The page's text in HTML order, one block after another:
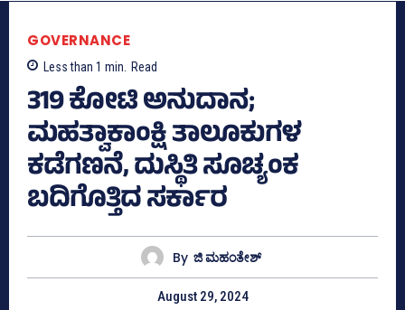
GOVERNANCE
Less than 1 min. Read
319 ಕೋಟಿ ಅನುದಾನ;
ಮಹತ್ವಾಕಾಂಕ್ಷಿ ತಾಲೂಕುಗಳ
ಕಡೆಗಣನೆ, ದುಸ್ಥಿತಿ ಸೂಚ್ಯಂಕ
ಬದಿಗೊತ್ತಿದ ಸರ್ಕಾರ
By ಜಿ ಮಹಂತೇಶ್
August 29, 2024